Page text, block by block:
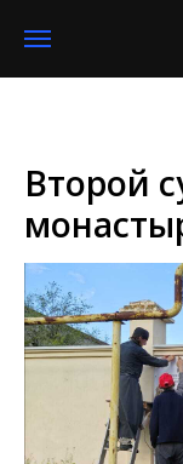
Второй